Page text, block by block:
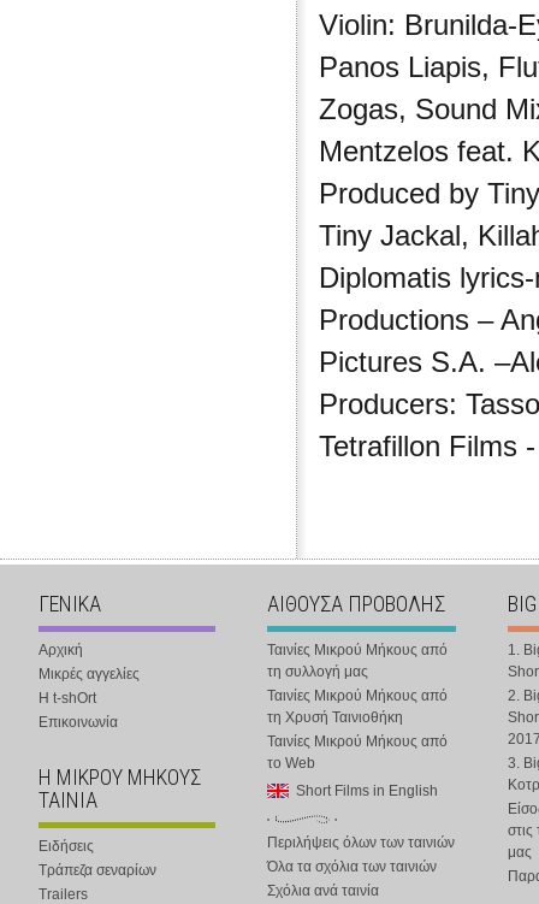
Violin: Brunilda-
Panos Liapis,
Zogas, Sound
Mentzelos feat.
Produced by
Tiny Jackal,
Diplomatis
Productions –
Pictures S.A.
Producers:
Tetrafillon Films
ΓΕΝΙΚΑ
Αρχική
Μικρές αγγελίες
Η t-shOrt
Επικοινωνία
Η ΜΙΚΡΟΥ ΜΗΚΟΥΣ
ΤΑΙΝΙΑ
Ειδήσεις
Τράπεζα σεναρίων
Trailers
ΑΙΘΟΥΣΑ ΠΡΟΒΟΛΗΣ
Ταινίες Μικρού Μήκους από
τη συλλογή μας
Ταινίες Μικρού Μήκους από
τη Χρυσή Ταινιοθήκη
Ταινίες Μικρού Μήκους από
το Web
Short Films in English
Περιλήψεις όλων των ταινιών
Όλα τα σχόλια των ταινιών
Σχόλια ανά ταινία
1.
2.
3.
στις
μας